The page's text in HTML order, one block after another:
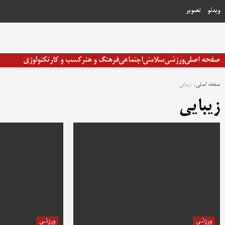
به
ویدئو تصویر
صفحه اصلیورزشیسلامتیاجتماعیفرهنگ و هنرکسب و کارتکنولوژی
صفحه اصلی زیبایی
زیبایی
ورزشی ورزشی